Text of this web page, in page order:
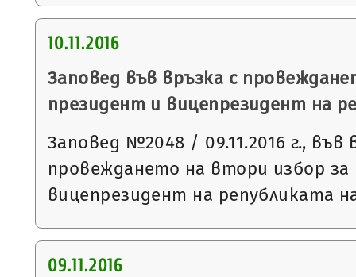
10.11.2016
Заповед във връзка с
президент и вицепрезидент на
Заповед №2048 / 09.11.2016 г., във
провеждането на втори избор
вицепрезидент на републиката
09.11.2016